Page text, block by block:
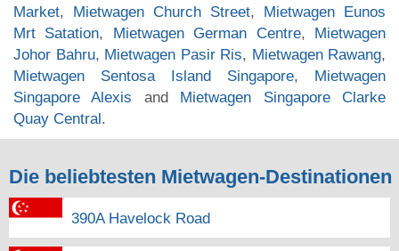
Market, Mietwagen Church Street, Mietwagen Eunos
Mrt Satation, Mietwagen German Centre, Mietwagen
Johor Bahru, Mietwagen Pasir Ris, Mietwagen Rawang,
Mietwagen Sentosa Island Singapore, Mietwagen
Singapore Alexis and Mietwagen Singapore Clarke
Quay Central.
Die beliebtesten Mietwagen-Destinationen
390A Havelock Road